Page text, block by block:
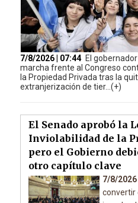
7/8/2026 | 07:44 El
marcha frente al Congreso
la Propiedad Privada tras la
extranjerización de tier...(+)
El Senado aprobó la
Inviolabilidad de la
pero el Gobierno
otro capítulo clave
7/8/2026
convertir